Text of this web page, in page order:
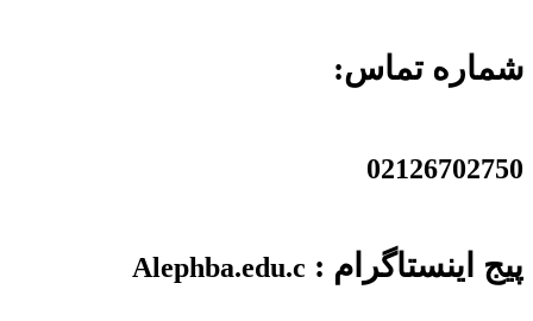
شماره تماس:
02126702750
پیج اینستاگرام : Alephba.edu.c